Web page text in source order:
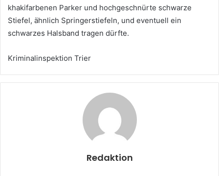
khakifarbenen Parker und hochgeschnürte schwarze
Stiefel, ähnlich Springerstiefeln, und eventuell ein
schwarzes Halsband tragen dürfte.
Kriminalinspektion Trier
Redaktion